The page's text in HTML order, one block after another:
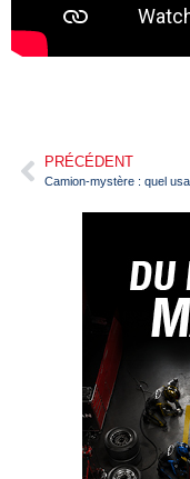
PRÉCÉDENT